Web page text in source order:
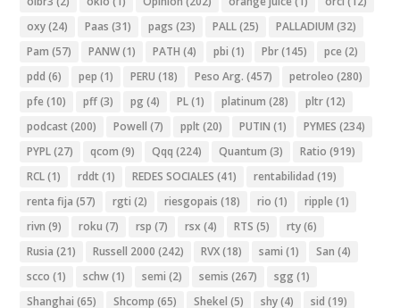
oxy(24) Paas (31) pags (23) PALL(25) PALLADIUM (32)
Pam (57) PANW(1) PATH (4) pbi (1) Pbr(145) pce (2)
pdd (6) pep (1) PERU (18) Peso Arg. (457) petroleo (280)
pfe (10) pff(3) pg (4) PL(1) platinum (28) pltr(12)
podcast (200) Powell (7) pplt (20) PUTIN (1) PYMES (234)
PYPL(27) qcom (9) Qqq (224) Quantum (3) Ratio (919)
RCL(1) rddt (1) REDES SOCIALES (41) rentabilidad (19)
renta fija (57) rgti (2) riesgopais (18) rio (1) ripple (1)
rivn (9) roku (7) rsp (7) rsx (4) RTS (5) rty(6)
Rusia (21) Russell 2000 (242) RVX(18) sami (1) San (4)
scco (1) schw(1) semi (2) semis (267) sgg (1)
Shanghai (65) Shcomp (65) Shekel (5) shy(4) sid (19)